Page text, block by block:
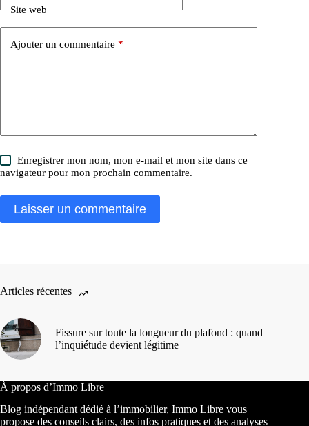
Site web
Ajouter un commentaire *
Enregistrer mon nom, mon e-mail et mon site dans ce
navigateur pour mon prochain commentaire.
Laisser un commentaire
Articles récentes
Fissure sur toute la longueur du plafond : quand
l’inquiétude devient légitime
À propos d’Immo Libre
Blog indépendant dédié à l’immobilier, Immo Libre vous
propose des conseils clairs, des infos pratiques et des analyses